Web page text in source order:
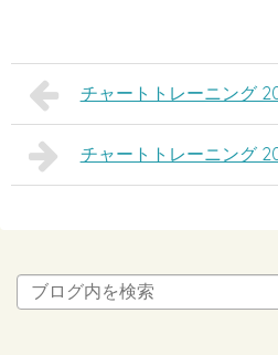
チャートトレーニング
チャートトレーニング